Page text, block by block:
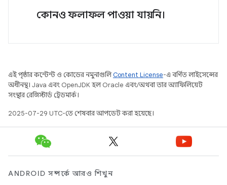
কোনও ফলাফল পাওয়া যায়নি।
এই পৃষ্ঠার কন্টেন্ট ও কোডের নমুনাগুলিContent License-এ বর্ণিত লাইসেন্সের
অধীনস্থ। Java এবং OpenJDK হল Oracle এবং/অথবা তার অ্যাফিলিয়েট
সংস্থার রেজিস্টার্ড ট্রেডমার্ক।
2025-07-29 UTC-তে শেষবার আপডেট করা হয়েছে।
ANDROID সম্পর্কে আরও শিখুন